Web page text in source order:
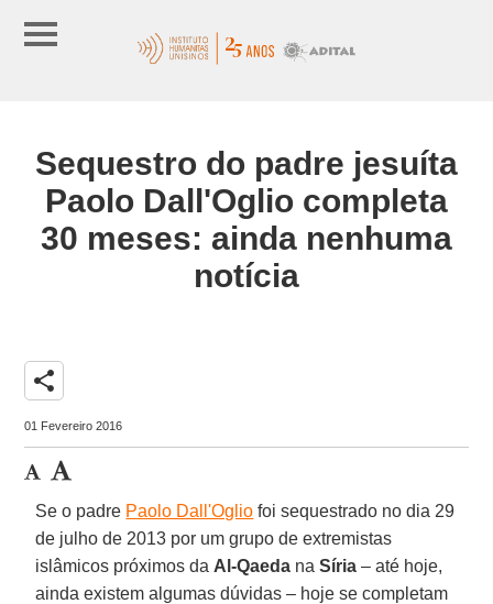
Sequestro do padre jesuíta
Paolo Dall'Oglio completa
30 meses: ainda nenhuma
notícia
share
01 Fevereiro 2016
Se o padre Paolo Dall'Oglio foi sequestrado no dia 29
de julho de 2013 por um grupo de extremistas
islâmicos próximos da Al-Qaeda naSíria – até hoje,
ainda existem algumas dúvidas – hoje se completam